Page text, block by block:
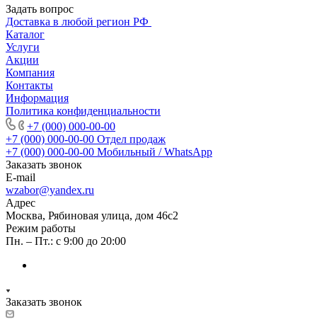
Задать вопрос
Доставка в любой регион РФ
Каталог
Услуги
Акции
Компания
Контакты
Информация
Политика конфиденциальности
+7 (000) 000-00-00
+7 (000) 000-00-00 Отдел продаж
+7 (000) 000-00-00 Мобильный / WhatsApp
Заказать звонок
E-mail
wzabor@yandex.ru
Адрес
Москва, Рябиновая улица, дом 46с2
Режим работы
Пн. – Пт.: с 9:00 до 20:00
Заказать звонок